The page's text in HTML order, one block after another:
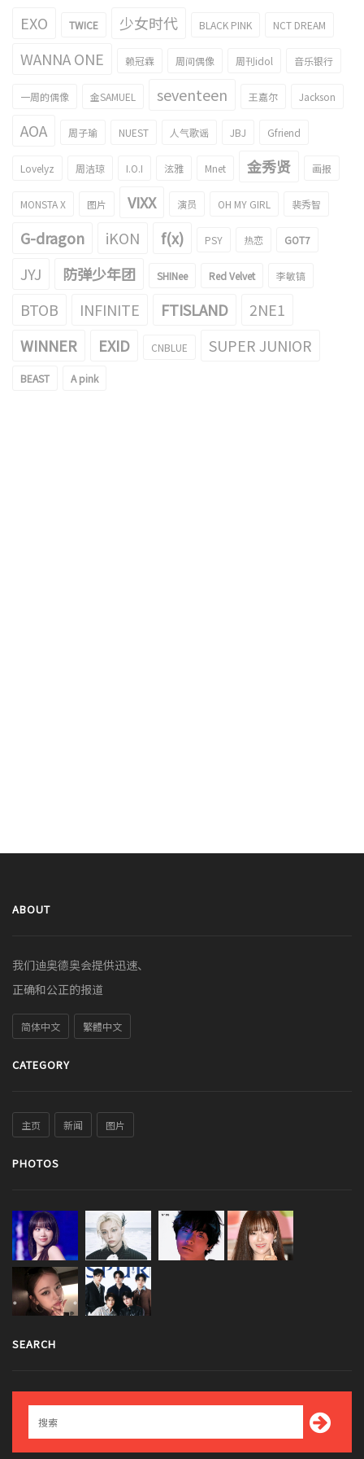
EXO TWICE 少女时代 BLACK PINK NCT DREAM
WANNA ONE 赖冠霖 周间偶像 周刊idol 音乐银行
一周的偶像 金SAMUEL seventeen 王嘉尔 Jackson
AOA 周子瑜 NUEST 人气歌谣 JBJ Gfriend
Lovelyz 周洁琼 I.O.I 泫雅 Mnet 金秀贤 画报
MONSTA X 图片 VIXX 演员 OH MY GIRL 裴秀智
G-dragon iKON f(x) PSY 热恋 GOT7
JYJ 防弹少年团 SHINee Red Velvet 李敏镐
BTOB INFINITE FTISLAND
2NE1
WINNER
EXID CNBLUE SUPER JUNIOR
BEAST A pink
ABOUT
我们迪奥德奥会提供迅速、
正确和公正的报道
简体中文 繁體中文
CATEGORY
主页 新闻 图片
PHOTOS
SEARCH